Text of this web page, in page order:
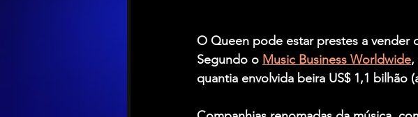
O Queen pode estar prestes a vender
Segundo o Music Business Worldwide,
quantia envolvida beira US$ 1,1 bilhão